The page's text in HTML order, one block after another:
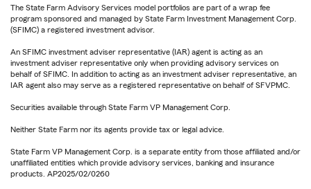
The State Farm Advisory Services model portfolios are part of a wrap fee
program sponsored and managed by State Farm Investment Management Corp.
(SFIMC) a registered investment advisor.
An SFIMC investment adviser representative (IAR) agent is acting as an
investment adviser representative only when providing advisory services on
behalf of SFIMC. In addition to acting as an investment adviser representative, an
IAR agent also may serve as a registered representative on behalf of SFVPMC.
Securities available through State Farm VP Management Corp.
Neither State Farm nor its agents provide tax or legal advice.
State Farm VP Management Corp. is a separate entity from those affiliated and/or
unaffiliated entities which provide advisory services, banking and insurance
products. AP2025/02/0260